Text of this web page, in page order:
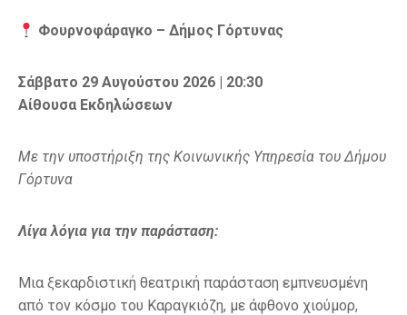
Φουρνοφάραγκο – Δήμος Γόρτυνας
Σάββατο 29 Αυγούστου 2026 | 20:30
Αίθουσα Εκδηλώσεων
Με την υποστήριξη της Κοινωνικής Υπηρεσία του Δήμου
Γόρτυνα
Λίγα λόγια για την παράσταση:
Μια ξεκαρδιστική θεατρική παράσταση εμπνευσμένη
από τον κόσμο του Καραγκιόζη, με άφθονο χιούμορ,